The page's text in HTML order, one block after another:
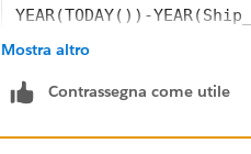
YEAR(TODAY())-
(1-
Mostra altro
Contrassegna come utile